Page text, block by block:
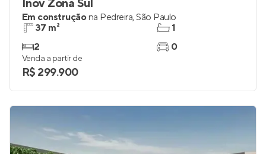
Inov Zona Sul
Em construçãona Pedreira,São Paulo
37 m²
2
1
0
Venda a partir de
R$ 299.900